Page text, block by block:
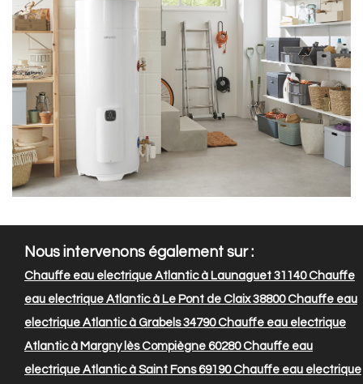
Nous intervenons également sur :
Chauffe eau electrique Atlantic à Launaguet 31140Chauffe
eau electrique Atlantic à Le Pont de Claix 38800Chauffe eau
electrique Atlantic à Grabels 34790Chauffe eau electrique
Atlantic à Margny lès Compiègne 60280Chauffe eau
electrique Atlantic à Saint Fons 69190Chauffe eau electrique